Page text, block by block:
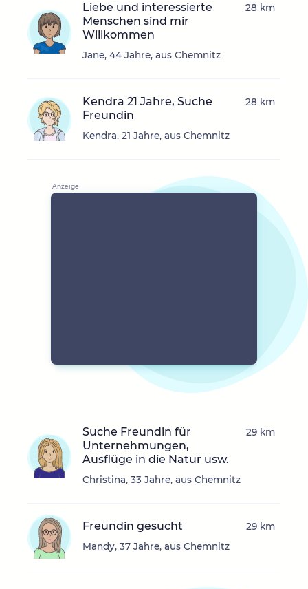
Liebe und interessierte
Menschen sind mir
Willkommen
Jane, 44 Jahre, aus Chemnitz
28 km
Kendra 21 Jahre, Suche
Freundin
Kendra, 21 Jahre, aus Chemnitz
28 km
Suche Freundin für
Unternehmungen,
Ausflüge in die Natur usw.
Christina, 33 Jahre, aus Chemnitz
29 km
Freundin gesucht
Mandy, 37 Jahre, aus Chemnitz
29 km